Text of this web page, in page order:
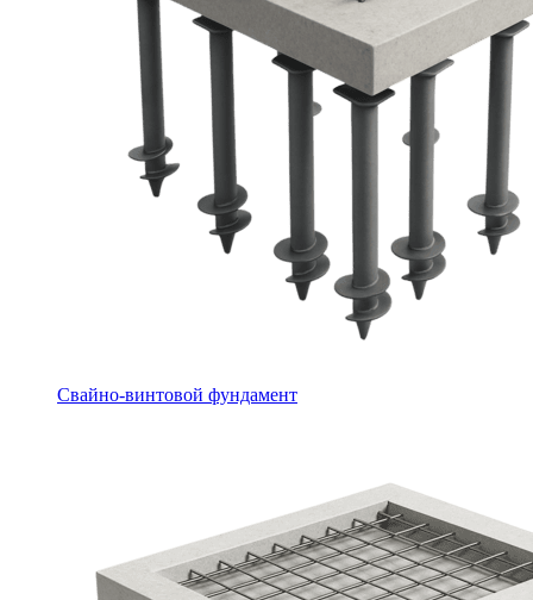
Свайно-винтовой фундамент